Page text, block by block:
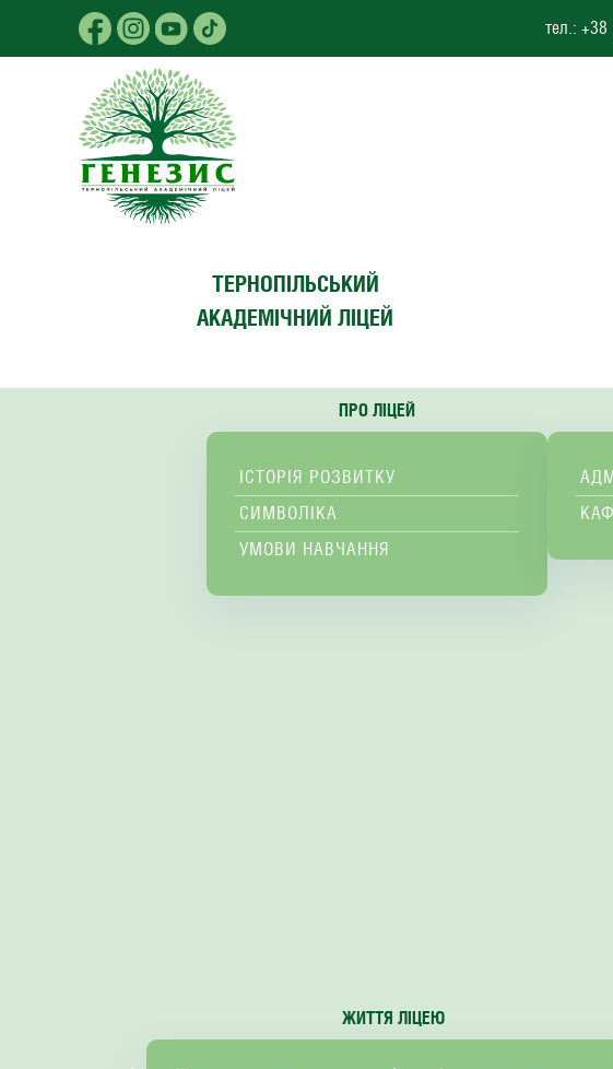
Skip to main content
тел.:
ТЕРНОПІЛЬСЬКИЙ
АКАДЕМІЧНИЙ ЛІЦЕЙ
ПРО ЛІЦЕЙ
ІСТОРІЯ РОЗВИТКУ
СИМВОЛІКА
УМОВИ НАВЧАННЯ
ЖИТТЯ ЛІЦЕЮ